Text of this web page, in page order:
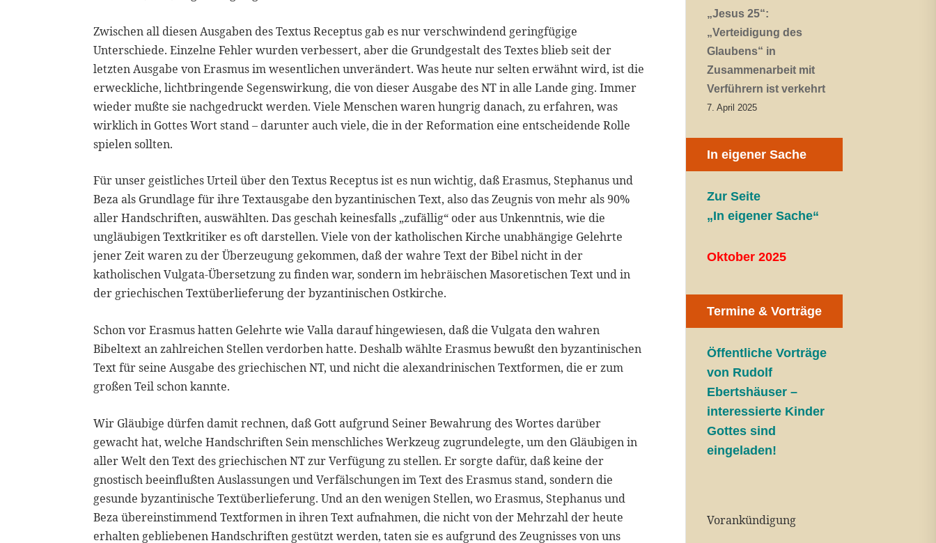
Zwischen all diesen Ausgaben des Textus Receptus gab es nur verschwindend geringfügige
Unterschiede. Einzelne Fehler wurden verbessert, aber die Grundgestalt des Textes blieb seit der
letzten Ausgabe von Erasmus im wesentlichen unverändert. Was heute nur selten erwähnt wird, ist die
erweckliche, lichtbringende Segenswirkung, die von dieser Ausgabe des NT in alle Lande ging. Immer
wieder mußte sie nachgedruckt werden. Viele Menschen waren hungrig danach, zu erfahren, was
wirklich in Gottes Wort stand – darunter auch viele, die in der Reformation eine entscheidende Rolle
spielen sollten.
Für unser geistliches Urteil über den Textus Receptus ist es nun wichtig, daß Erasmus, Stephanus und
Beza als Grundlage für ihre Textausgabe den byzantinischen Text, also das Zeugnis von mehr als 90%
aller Handschriften, auswählten. Das geschah keinesfalls „zufällig“ oder aus Unkenntnis, wie die
ungläubigen Textkritiker es oft darstellen. Viele von der katholischen Kirche unabhängige Gelehrte
jener Zeit waren zu der Überzeugung gekommen, daß der wahre Text der Bibel nicht in der
katholischen Vulgata-Übersetzung zu finden war, sondern im hebräischen Masoretischen Text und in
der griechischen Textüberlieferung der byzantinischen Ostkirche.
Schon vor Erasmus hatten Gelehrte wie Valla darauf hingewiesen, daß die Vulgata den wahren
Bibeltext an zahlreichen Stellen verdorben hatte. Deshalb wählte Erasmus bewußt den byzantinischen
Text für seine Ausgabe des griechischen NT, und nicht die alexandrinischen Textformen, die er zum
großen Teil schon kannte.
Wir Gläubige dürfen damit rechnen, daß Gott aufgrund Seiner Bewahrung des Wortes darüber
gewacht hat, welche Handschriften Sein menschliches Werkzeug zugrundelegte, um den Gläubigen in
aller Welt den Text des griechischen NT zur Verfügung zu stellen. Er sorgte dafür, daß keine der
gnostisch beeinflußten Auslassungen und Verfälschungen im Text des Erasmus stand, sondern die
gesunde byzantinische Textüberlieferung. Und an den wenigen Stellen, wo Erasmus, Stephanus und
Beza übereinstimmend Textformen in ihren Text aufnahmen, die nicht von der Mehrzahl der heute
erhalten gebliebenen Handschriften gestützt werden, taten sie es aufgrund des Zeugnisses von uns
„Jesus 25“:
„Verteidigung des
Glaubens“ in
Zusammenarbeit mit
Verführern ist verkehrt
7. April 2025
In eigener Sache
Zur Seite
„In eigener Sache“
Oktober 2025
Termine & Vorträge
Öffentliche Vorträge
von Rudolf
Ebertshäuser –
interessierte Kinder
Gottes sind
eingeladen!
Vorankündigung